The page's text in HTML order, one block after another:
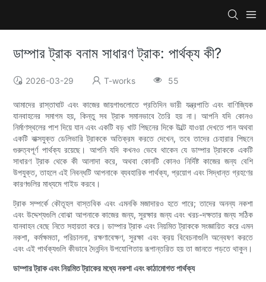
ডাম্পার ট্রাক বনাম সাধারণ ট্রাক: পার্থক্য কী?
2026-03-29 T-works 55
আমাদের রাস্তাঘাট এবং কাজের জায়গাগুলোতে প্রতিদিন ভারী যন্ত্রপাতি এবং বাণিজ্যিক
যানবাহনের সমাগম হয়, কিন্তু সব ট্রাক সমানভাবে তৈরি হয় না। আপনি যদি কোনও
নির্মাণস্থলের পাশ দিয়ে যান এবং একটি বড় খাট পিছনের দিকে উল্টে যাওয়া দেখতে পান অথবা
একটি বাক্সযুক্ত ডেলিভারি ট্রাককে অতিক্রম করতে দেখেন, তবে তাদের চেহারার পিছনে
গুরুত্বপূর্ণ পার্থক্য রয়েছে। আপনি যদি কখনও ভেবে থাকেন যে ডাম্পার ট্রাককে একটি
সাধারণ ট্রাক থেকে কী আলাদা করে, অথবা কোনটি কোনও নির্দিষ্ট কাজের জন্য বেশি
উপযুক্ত, তাহলে এই নিবন্ধটি আপনাকে ব্যবহারিক পার্থক্য, প্রয়োগ এবং সিদ্ধান্ত গ্রহণের
কারণগুলির মাধ্যমে গাইড করবে।
ট্রাক সম্পর্কে কৌতূহল বাস্তবিক এবং এমনকি মজাদারও হতে পারে; তাদের অনন্য নকশা
এবং উদ্দেশ্যগুলি বোঝা আপনাকে কাজের জন্য, সুরক্ষার জন্য এবং খরচ-দক্ষতার জন্য সঠিক
যানবাহন বেছে নিতে সহায়তা করে। ডাম্পার ট্রাক এবং নিয়মিত ট্রাককে সংজ্ঞায়িত করে এমন
নকশা, কর্মক্ষমতা, পরিচালনা, রক্ষণাবেক্ষণ, সুরক্ষা এবং ক্রয় বিবেচনাগুলি অন্বেষণ করতে
এবং এই পার্থক্যগুলি কীভাবে দৈনন্দিন উপযোগিতায় রূপান্তরিত হয় তা জানতে পড়তে থাকুন।
ডাম্পার ট্রাক এবং নিয়মিত ট্রাকের মধ্যে নকশা এবং কাঠামোগত পার্থক্য